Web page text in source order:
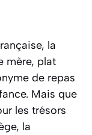
la
mère, plat
de repas
Mais que
les trésors
la